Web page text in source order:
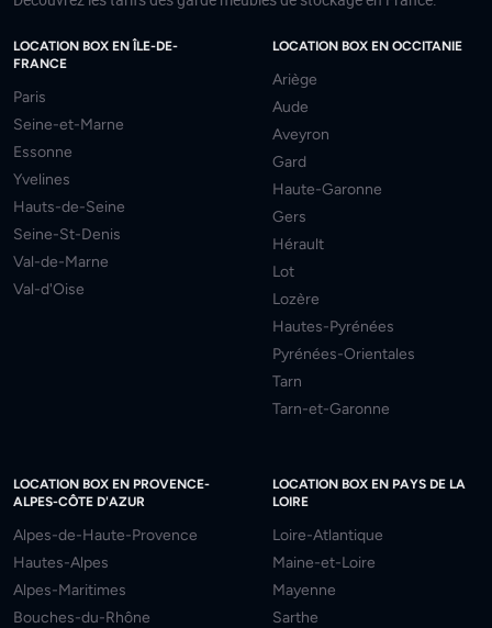
LOCATION BOX EN ÎLE-DE-
FRANCE
Paris
Seine-et-Marne
Essonne
Yvelines
Hauts-de-Seine
Seine-St-Denis
Val-de-Marne
Val-d'Oise
LOCATION BOX EN OCCITANIE
Ariège
Aude
Aveyron
Gard
Haute-Garonne
Gers
Hérault
Lot
Lozère
Hautes-Pyrénées
Pyrénées-Orientales
Tarn
Tarn-et-Garonne
LOCATION BOX EN PROVENCE-
ALPES-CÔTE D'AZUR
Alpes-de-Haute-Provence
Hautes-Alpes
Alpes-Maritimes
Bouches-du-Rhône
LOCATION BOX EN PAYS DE LA
LOIRE
Loire-Atlantique
Maine-et-Loire
Mayenne
Sarthe